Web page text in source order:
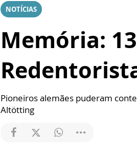
NOTÍCIAS
Memória:
Pioneiros alemães puderam
Altötting